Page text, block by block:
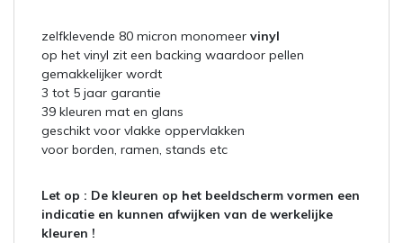
zelfklevende 80 micron monomeer vinyl
op het vinyl zit een backing waardoor pellen
gemakkelijker wordt
3 tot 5 jaar garantie
39 kleuren mat en glans
geschikt voor vlakke oppervlakken
voor borden, ramen, stands etc
Let op : De kleuren op het beeldscherm vormen een
indicatie en kunnen afwijken van de werkelijke
kleuren !